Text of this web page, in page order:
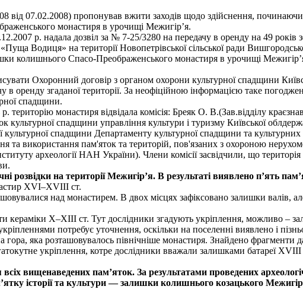
від 07.02.2008) пропонував вжити заходів щодо здійснення,
монастиря в урочищі Межигір’я.
р. надала дозвіл за № 7-25/3280 на передачу в оренду на 49
Водиця» на території Новопетрівської сільської ради
колишнього Спасо-Преображенського монастиря в урочищі
Охоронний договір з органом охорони культурної спадщини
в оренду згаданої території. За неофіційною інформацією таке
спадщини.
територію монастиря відвідала комісія: Бреяк О. В.(Зав.відділу
культурної спадщини управління культури і туризму Київської
спадщини Департаменту культурної спадщини та культурних
та використання пам'яток та територій, пов'язаних з охороною
археології НАН України). Члени комісії засвідчили, що
розвідки на території Межигір’я. В результаті виявлено п’ять
XVI–XVIII ст.
над монастирем. В двох місцях зафіксовано залишки валів,
кераміки Х–ХІІІ ст. Тут дослідники згадують укріплення, можливо –
потребує уточнення, оскільки на поселенні виявлено і
яка розташовувалось північніше монастиря. Знайдено фрагменти
укріплення, котре дослідники вважали залишками батареї ХVІІІ
всіх вищенаведених пам’яток. За результатами проведених
історії та культури — залишки колишнього козацького